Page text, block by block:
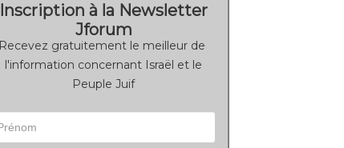
Inscription à la Newsletter
Jforum
Recevez gratuitement le meilleur de
l'information concernant Israël et le
Peuple Juif